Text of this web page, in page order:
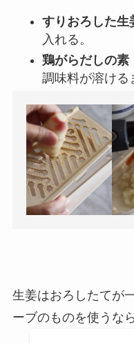
すりおろした生
入れる。
鶏がらだしの素
調味料が溶ける
生姜はおろしたてが
ーブのものを使うな